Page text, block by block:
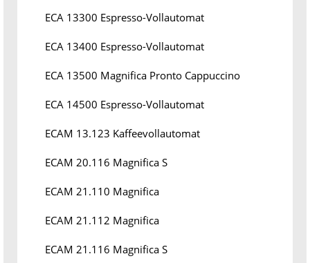
ECA 13300 Espresso-Vollautomat
ECA 13400 Espresso-Vollautomat
ECA 13500 Magnifica Pronto Cappuccino
ECA 14500 Espresso-Vollautomat
ECAM 13.123 Kaffeevollautomat
ECAM 20.116 Magnifica S
ECAM 21.110 Magnifica
ECAM 21.112 Magnifica
ECAM 21.116 Magnifica S